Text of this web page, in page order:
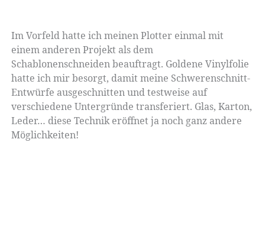
Im Vorfeld hatte ich meinen Plotter einmal mit
einem anderen Projekt als dem
Schablonenschneiden beauftragt. Goldene Vinylfolie
hatte ich mir besorgt, damit meine Schwerenschnitt-
Entwürfe ausgeschnitten und testweise auf
verschiedene Untergründe transferiert. Glas, Karton,
Leder… diese Technik eröffnet ja noch ganz andere
Möglichkeiten!